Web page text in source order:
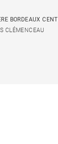
BORDEAUX
CLÉMENCEAU